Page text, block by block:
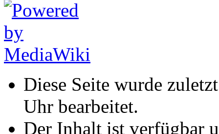
Diese Seite wurde
Uhr bearbeitet.
Der Inhalt ist verfügbar